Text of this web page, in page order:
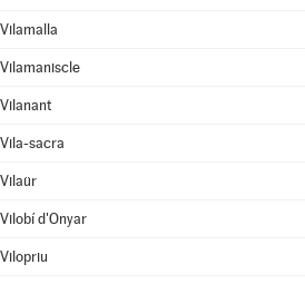
Vilamalla
Vilamaniscle
Vilanant
Vila-sacra
Vilaür
Vilobí d'Onyar
Vilopriu